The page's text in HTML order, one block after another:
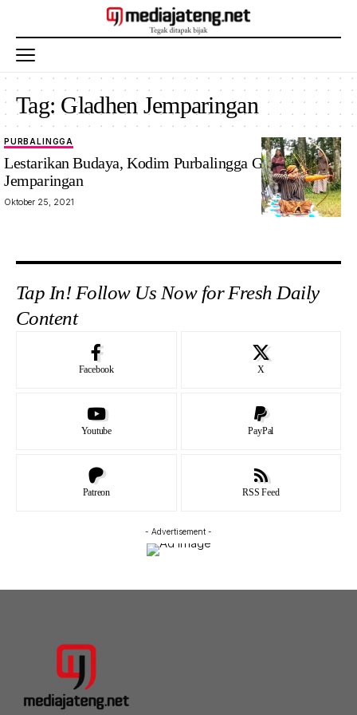
Tag: Gladhen Jemparingan
PURBALINGGA
Lestarikan Budaya, Kodim Purbalingga Gelar Gladhen
Jemparingan
Oktober 25, 2021
Tap In! Follow Us Now for Fresh Daily
Content
Facebook X
Youtube PayPal
Patreon RSS Feed
- Advertisement -